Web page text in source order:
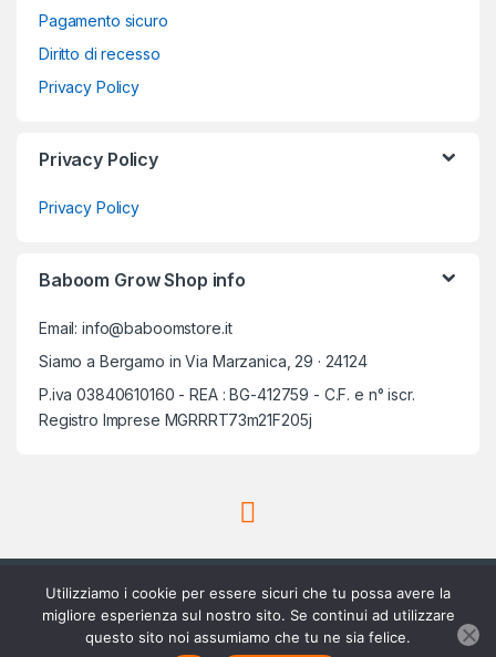
Pagamento sicuro
Diritto di recesso
Privacy Policy
Privacy Policy
Privacy Policy
Baboom Grow Shop info
Email: info@baboomstore.it
Siamo a Bergamo in Via Marzanica, 29 · 24124
P.iva 03840610160 - REA : BG-412759 - C.F. e n° iscr.
Registro Imprese MGRRRT73m21F205j
Scrivici su Whatsapp
Utilizziamo i cookie per essere sicuri che tu possa avere la
migliore esperienza sul nostro sito. Se continui ad utilizzare
questo sito noi assumiamo che tu ne sia felice.